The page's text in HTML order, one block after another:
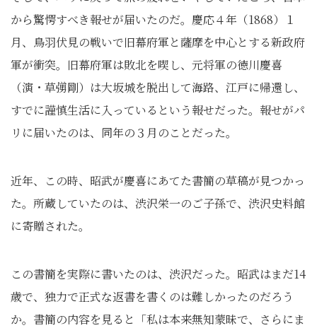
から驚愕すべき報せが届いたのだ。慶応４年（1868）１
月、鳥羽伏見の戦いで旧幕府軍と薩摩を中心とする新政府
軍が衝突。旧幕府軍は敗北を喫し、元将軍の徳川慶喜
（演・草彅剛）は大坂城を脱出して海路、江戸に帰還し、
すでに謹慎生活に入っているという報せだった。報せがパ
リに届いたのは、同年の３月のことだった。
近年、この時、昭武が慶喜にあてた書簡の草稿が見つかっ
た。所蔵していたのは、渋沢栄一のご子孫で、渋沢史料館
に寄贈された。
この書簡を実際に書いたのは、渋沢だった。昭武はまだ14
歳で、独力で正式な返書を書くのは難しかったのだろう
か。書簡の内容を見ると「私は本来無知蒙昧で、さらにま